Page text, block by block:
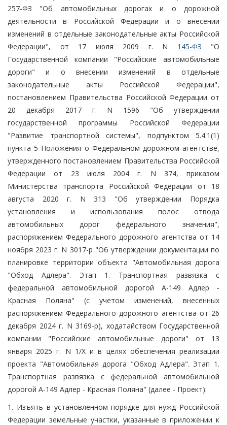
257-ФЗ "Об автомобильных дорогах и о дорожной
деятельности в Российской Федерации и о внесении
изменений в отдельные законодательные акты Российской
Федерации", от 17 июля 2009 г. N 145-ФЗ "О
Государственной компании "Российские автомобильные
дороги" и о внесении изменений в отдельные
законодательные акты Российской Федерации",
постановлением Правительства Российской Федерации от
20 декабря 2017 г. N 1596 "Об утверждении
государственной программы Российской Федерации
"Развитие транспортной системы", подпунктом 5.4.1(1)
пункта 5 Положения о Федеральном дорожном агентстве,
утвержденного постановлением Правительства Российской
Федерации от 23 июля 2004 г. N 374, приказом
Министерства транспорта Российской Федерации от 18
августа 2020 г. N 313 "Об утверждении Порядка
установления и использования полос отвода
автомобильных дорог федерального значения",
распоряжением Федерального дорожного агентства от 14
ноября 2023 г. N 3017-р "Об утверждении документации по
планировке территории объекта "Автомобильная дорога
"Обход Адлера". Этап 1. Транспортная развязка с
федеральной автомобильной дорогой А-149 Адлер -
Красная Поляна" (с учетом изменений, внесенных
распоряжением Федерального дорожного агентства от 26
декабря 2024 г. N 3169-р), ходатайством Государственной
компании "Российские автомобильные дороги" от 13
января 2025 г. N 1/Х и в целях обеспечения реализации
проекта "Автомобильная дорога "Обход Адлера". Этап 1.
Транспортная развязка с федеральной автомобильной
дорогой А-149 Адлер - Красная Поляна" (далее - Проект):
1. Изъять в установленном порядке для нужд Российской
Федерации земельные участки, указанные в приложении к